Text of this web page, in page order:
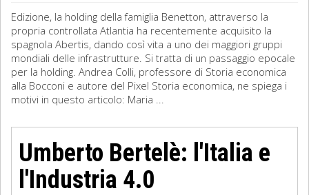
Edizione, la holding della famiglia Benetton, attraverso la
propria controllata Atlantia ha recentemente acquisito la
spagnola Abertis, dando così vita a uno dei maggiori gruppi
mondiali delle infrastrutture. Si tratta di un passaggio epocale
per la holding. Andrea Colli, professore di Storia economica
alla Bocconi e autore del Pixel Storia economica, ne spiega i
motivi in questo articolo: Maria ...
Umberto Bertelè: l'Italia e
l'Industria 4.0